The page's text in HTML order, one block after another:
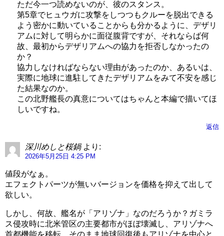
ただ今一つ読めないのが、彼のスタンス。
第5章でヒュウガに攻撃をしつつもクルーを脱出できる
よう密かに動いていることからも分かるように、デザリ
アムに対して明らかに面従腹背ですが、それならば何
故、最初からデザリアムへの協力を拒否しなかったの
か？
協力しなければならない理由があったのか、あるいは、
実際に地球に進駐してきたデザリアムをみて不安を感じ
た結果なのか。
この北野艦長の真意についてはちゃんと本編で描いてほ
しいですね。
返信
深川めしと桜鍋 より:
2026年5月25日 4:25 PM
値段がなぁ。
エフェクトパーツが無いバージョンを価格を抑えて出して
欲しい。
しかし、何故、艦名が「アリゾナ」なのだろうか？ガミラ
ス侵攻時に北米管区の主要都市がほぼ壊滅し、アリゾナへ
首都機能を移転、そのまま地球回復後もアリゾナを中心と